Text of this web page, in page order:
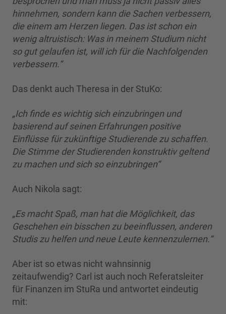
hinnehmen, sondern kann die Sachen verbessern,
die einem am Herzen liegen. Das ist schon ein
wenig altruistisch: Was in meinem Studium nicht
so gut gelaufen ist, will ich für die Nachfolgenden
verbessern.“
Das denkt auch Theresa in der StuKo:
„Ich finde es wichtig sich einzubringen und
basierend auf seinen Erfahrungen positive
Einflüsse für zukünftige Studierende zu schaffen.
Die Stimme der Studierenden konstruktiv geltend
zu machen und sich so einzubringen“
Auch Nikola sagt:
„Es macht Spaß, man hat die Möglichkeit, das
Geschehen ein bisschen zu beeinflussen, anderen
Studis zu helfen und neue Leute kennenzulernen.“
Aber ist so etwas nicht wahnsinnig
zeitaufwendig? Carl ist auch noch Referatsleiter
für Finanzen im StuRa und antwortet eindeutig
mit: